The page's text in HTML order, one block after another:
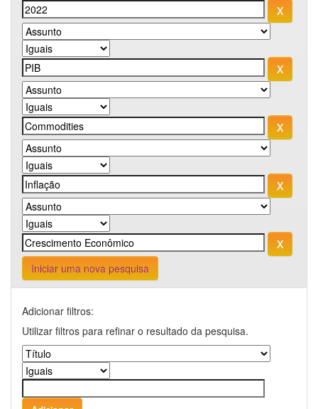
Iniciar uma nova pesquisa
Adicionar filtros:
Utilizar filtros para refinar o resultado da pesquisa.